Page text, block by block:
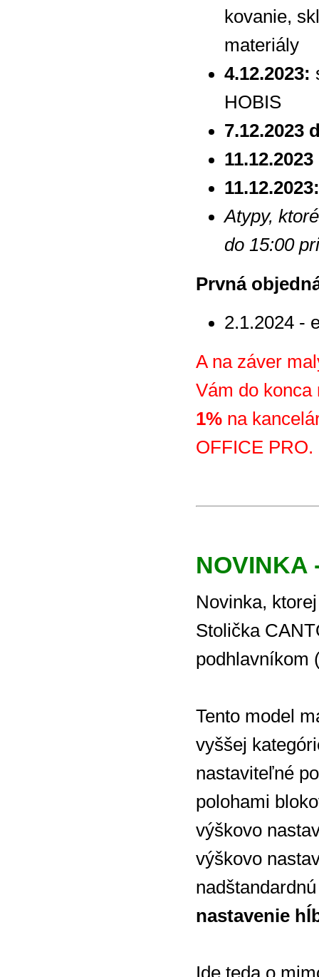
kovanie,
materiály
4.12.2023:
HOBIS
7.12.2023
11.12.2023:
Atypy,
do 15:00
Prvná
2.1.2024 -
A na záver
Vám do
1% na
OFFICE PRO.
NOVINKA
Novinka,
Stolička
podhlavníkom
Tento model
vyššej
nastaviteľné
polohami
výškovo
výškovo
nastavenie
Ide teda o